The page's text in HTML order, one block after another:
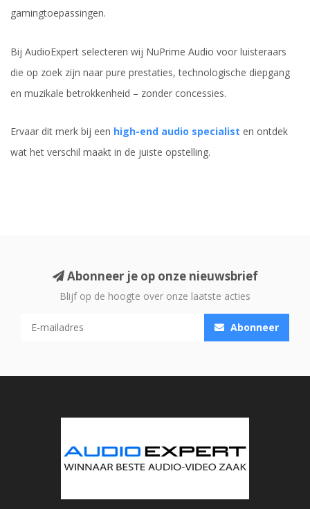
gamingtoepassingen.
Bij AudioExpert selecteren wij NuPrime Audio voor luisteraars
die op zoek zijn naar pure prestaties, technologische diepgang
en muzikale betrokkenheid – zonder concessies.
Ervaar dit merk bij een high-end audio specialist en ontdek
wat het verschil maakt in de juiste opstelling.
Abonneer je op onze nieuwsbrief
Blijf op de hoogte over onze laatste acties
Abonneer